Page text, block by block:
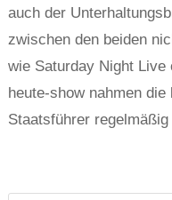
auch der
zwischen den beiden
wie Saturday Night Live
heute-show nahmen
Staatsführer